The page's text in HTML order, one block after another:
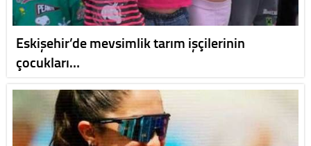
Eskişehir’de mevsimlik tarım işçilerinin
çocukları…